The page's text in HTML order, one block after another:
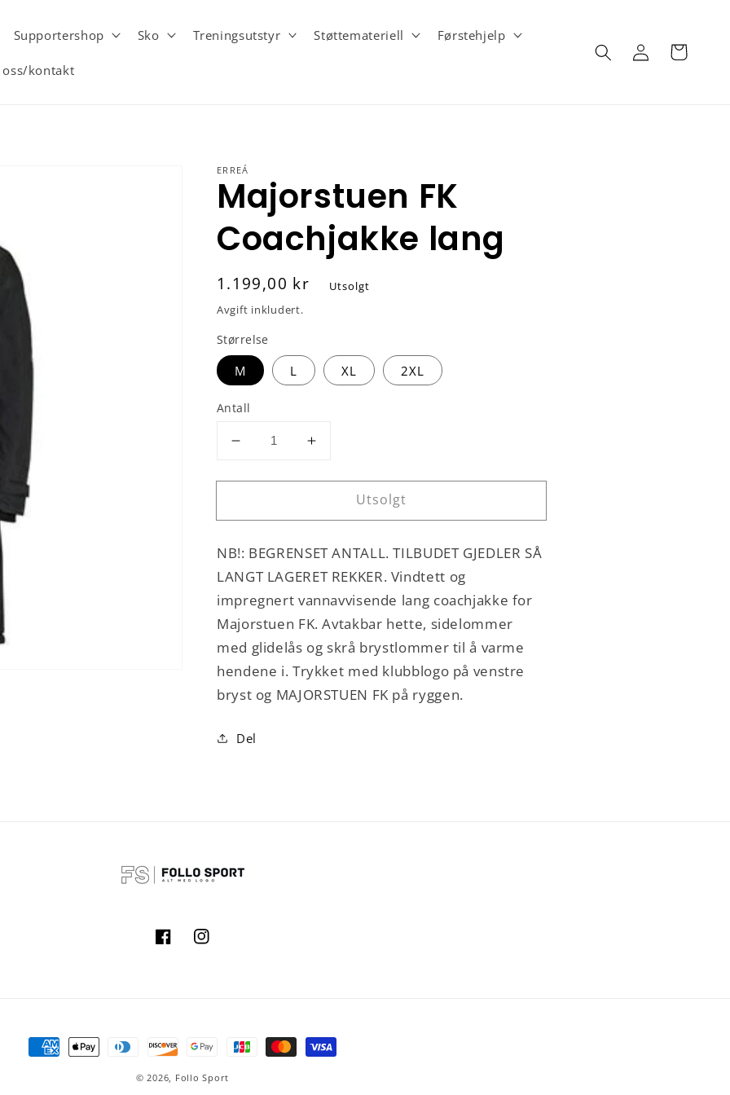
Supportershop Sko Treningsutstyr Støttemateriell Førstehjelp
oss/kontakt
Logg
inn
Handlekurv
ERREÁ
Majorstuen FK
Coachjakke lang
Vanlig
pris
1.199,00 kr
Utsolgt
Avgift inkludert.
Størrelse
M L XL 2XL
Antall
Senk
for
FK
lang
Øk
for
Majorstuen
FK
lang
Utsolgt
NB!: BEGRENSET ANTALL. TILBUDET GJEDLER SÅ
LANGT LAGERET REKKER. Vindtett og
impregnert vannavvisende lang coachjakke for
Majorstuen FK. Avtakbar hette, sidelommer
med glidelås og skrå brystlommer til å varme
hendene i. Trykket med klubblogo på venstre
bryst og MAJORSTUEN FK på ryggen.
Del
FacebookInstagram
Betalingsmåter
© 2026, Follo Sport